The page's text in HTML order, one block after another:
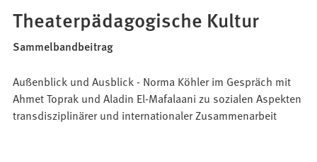
Bewerbung
Theaterpädagogische Kultur
Sammelbandbeitrag
Außenblick und Ausblick - Norma Köhler im Gespräch mit
Ahmet Toprak und Aladin El-Mafalaani zu sozialen Aspekten
transdisziplinärer und internationaler Zusammenarbeit